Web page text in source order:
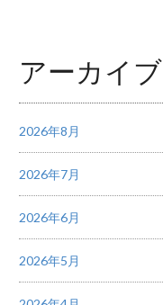
アーカイブ
2026年8月
2026年7月
2026年6月
2026年5月